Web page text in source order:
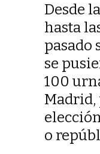
Desde
hasta
pasado
se
100
Madrid,
o